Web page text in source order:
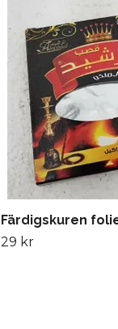
Färdigskuren
29 kr